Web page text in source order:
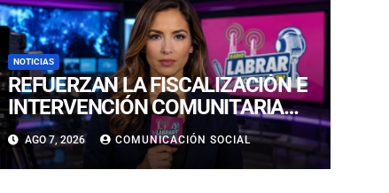
NOTICIAS
REFUERZAN LA FISCALIZACIÓN E
INTERVENCIÓN COMUNITARIA
CON OPERATIVO CONJUNTO EN
CALDERA
AGO 7, 2026 COMUNICACIÓN SOCIAL